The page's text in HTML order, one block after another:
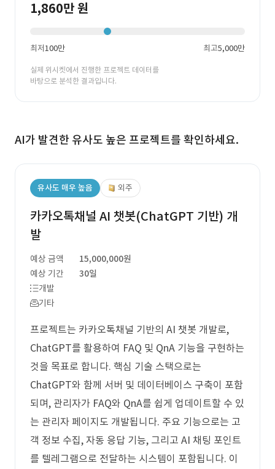
1,860만 원
최저100만 최고5,000만
실제 위시켓에서 진행한 프로젝트 데이터를
바탕으로 분석한 결과입니다.
AI가 발견한 유사도 높은 프로젝트를 확인하세요.
유사도 매우 높음 외주
카카오톡채널 AI 챗봇(ChatGPT 기반) 개
발
예상 금액
15,000,000원
예상 기간
30일
개발
기타
프로젝트는 카카오톡채널 기반의 AI 챗봇 개발로,
ChatGPT를 활용하여 FAQ 및 QnA 기능을 구현하는
것을 목표로 합니다. 핵심 기술 스택으로는
ChatGPT와 함께 서버 및 데이터베이스 구축이 포함
되며, 관리자가 FAQ와 QnA를 쉽게 업데이트할 수 있
는 관리자 페이지도 개발됩니다. 주요 기능으로는 고
객 정보 수집, 자동 응답 기능, 그리고 AI 채팅 포인트
를 텔레그램으로 전달하는 시스템이 포함됩니다. 이